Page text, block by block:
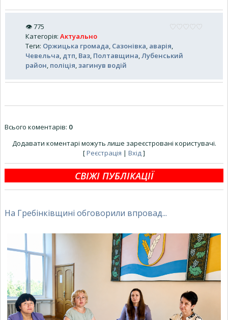
👁775
Категорія: Актуально
Теги: Оржицька громада Сазонівка аварія
Чевельча дтп Ваз Полтавщина Лубенський
район поліція загинув водій
Всього коментарів: 0
Додавати коментарі можуть лише зареєстровані користувачі.
[Реєстрація | Вхід ]
СВІЖІ ПУБЛІКАЦІЇ
На Гребінківщині обговорили впровад...